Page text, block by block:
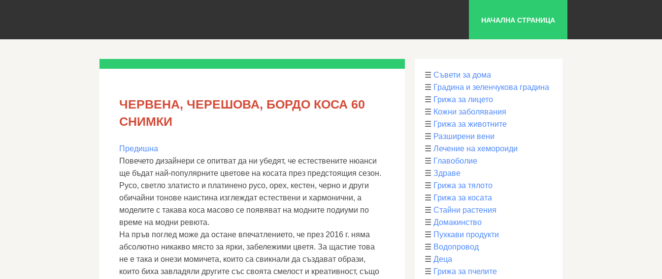
НАЧАЛНА СТРАНИЦА
ЧЕРВЕНА, ЧЕРЕШОВА, БОРДО КОСА 60
СНИМКИ
Предишна
Повечето дизайнери се опитват да ни убедят, че естествените нюанси
ще бъдат най-популярните цветове на косата през предстоящия сезон.
Русо, светло златисто и платинено русо, орех, кестен, черно и други
обичайни тонове наистина изглеждат естествени и хармонични, а
моделите с такава коса масово се появяват на модните подиуми по
време на модни ревюта.
На пръв поглед може да остане впечатлението, че през 2016 г. няма
абсолютно никакво място за ярки, забележими цветя. За щастие това
не е така и онези момичета, които са свикнали да създават образи,
които биха завладяли другите със своята смелост и креативност, също
☰ Съвети за дома
☰ Градина и зеленчукова градина
☰ Грижа за лицето
☰ Кожни заболявания
☰ Грижа за животните
☰ Разширени вени
☰ Лечение на хемороиди
☰ Главоболие
☰ Здраве
☰ Грижа за тялото
☰ Грижа за косата
☰ Стайни растения
☰ Домакинство
☰ Пухкави продукти
☰ Водопровод
☰ Деца
☰ Грижа за пчелите